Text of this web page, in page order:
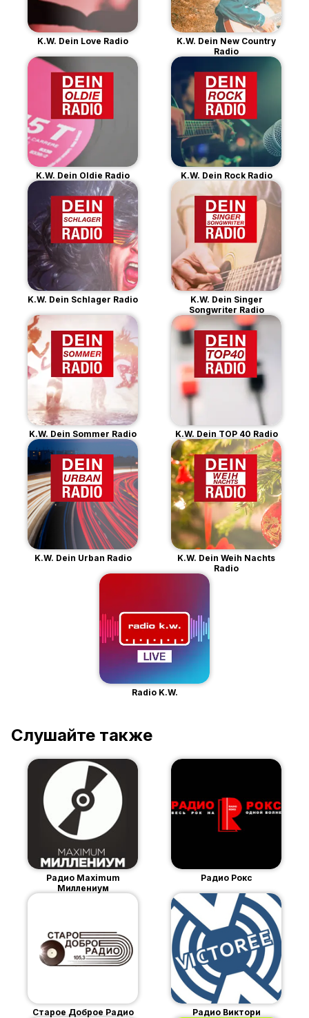
K.W. Dein Love Radio
K.W. Dein New Country
Radio
K.W. Dein Oldie Radio K.W. Dein Rock Radio
K.W. Dein Schlager Radio
K.W. Dein Singer
Songwriter Radio
K.W. Dein Sommer Radio K.W. Dein TOP 40 Radio
K.W. Dein Urban Radio
K.W. Dein Weih Nachts
Radio
Radio K.W.
Слушайте также
Радио Maximum
Миллениум
Радио Рокс
Старое Доброе Радио Радио Виктори